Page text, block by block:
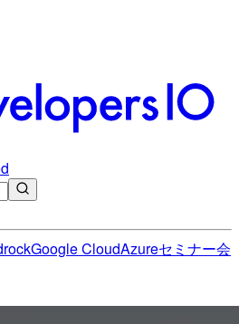
Google CloudAzureセミナー会